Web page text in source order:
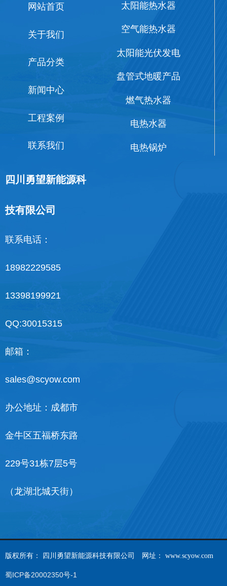
蜀ICP备20002350号-1
版权所有： 四川勇望新能源科技有限公司 网址： www.scyow.com
网站首页
关于我们
产品分类
新闻中心
工程案例
联系我们
太阳能热水器
空气能热水器
太阳能光伏发电
盘管式地暖产品
燃气热水器
电热水器
电热锅炉
四川勇望新能源科
技有限公司
联系电话：
18982229585
13398199921
QQ:30015315
邮箱：
sales@scyow.com
办公地址：成都市
金牛区五福桥东路
229号31栋7层5号
（龙湖北城天街）